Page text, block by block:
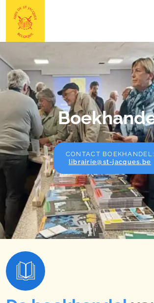
CONTACT BOEKHANDEL:
librairie@st-jacques.be